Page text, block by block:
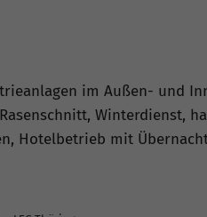
im Außen- und
Winterdienst,
Hotelbetrieb mit